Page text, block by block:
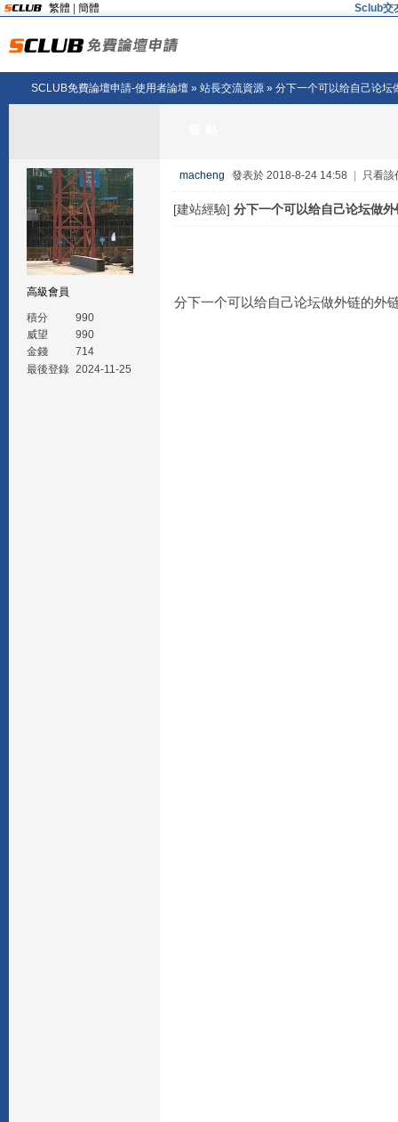
繁體 簡體 Sclub交
SCLUB免費論壇申請-使用者論壇» 站長交流資源» 分下一个可以给自己论坛
高級會員
積分
990
威望
990
金錢
714
最後登錄 2024-11-25
macheng 發表於 2018-8-24 14:58 只看該
[建站經驗] 分下一个可以给自己论坛做
分下一个可以给自己论坛做外链的外